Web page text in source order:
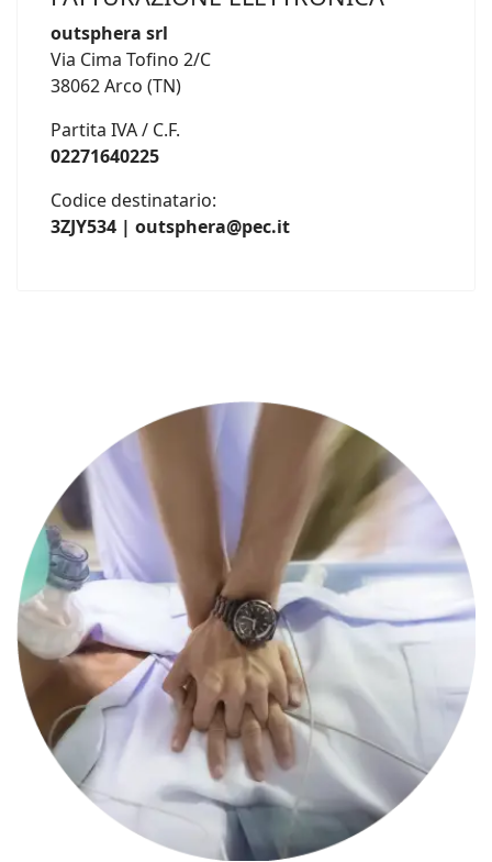
outsphera srl
Via Cima Tofino 2/C
38062 Arco (TN)
Partita IVA / C.F.
02271640225
Codice destinatario:
3ZJY534 | outsphera@pec.it